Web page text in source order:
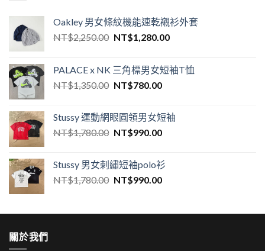
Oakley 男女條紋機能速乾襯衫外套
NT$2,250.00 NT$1,280.00
PALACE x NK 三角標男女短袖T恤
NT$1,350.00 NT$780.00
Stussy 運動網眼圓領男女短袖
NT$1,780.00 NT$990.00
Stussy 男女刺繡短袖polo衫
NT$1,780.00 NT$990.00
關於我們